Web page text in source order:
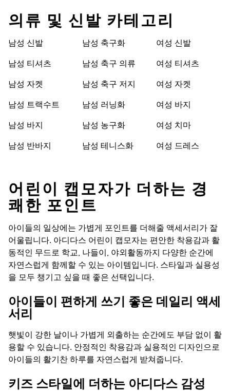
의류 및 신발 카테고리
남성 신발
남성 티셔츠
남성 자켓
남성 트랙수트
남성 바지
남성 반바지
남성 축구화
남성 축구 의류
남성 축구 저지
남성 러닝화
남성 농구화
남성 테니스화
여성 신발
여성 티셔츠
여성 자켓
여성 바지
여성 치마
여성 드레스
어린이 캡모자가 더하는 경
쾌한 포인트
아이들의 일상에는 가볍게 포인트를 더해줄 액세서리가 잘
어울립니다. 아디다스 어린이 캡모자는 편안한 착용감과 활
동적인 무드로 학교, 나들이, 야외활동까지 다양한 순간에
자연스럽게 함께할 수 있는 아이템입니다. 스타일과 실용성
을 모두 챙기고 싶을 때 좋은 선택입니다.
아이들이 편하게 쓰기 좋은 데일리 액세
서리
햇빛이 강한 날이나 가볍게 외출하는 순간에도 부담 없이 활
용할 수 있습니다. 안정적인 착용감과 실용적인 디자인으로
아이들의 활기찬 하루를 자연스럽게 받쳐줍니다.
키즈 스타일에 더하는 아디다스 감성